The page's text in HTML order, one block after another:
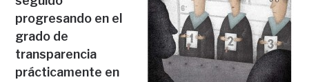
progresando en el
grado de
transparencia
prácticamente en